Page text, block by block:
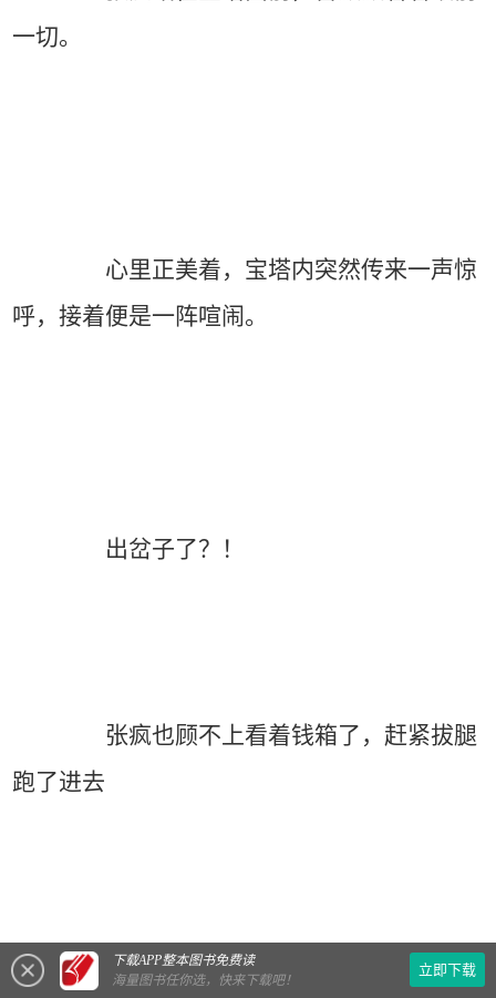
一切。
心里正美着，宝塔内突然传来一声惊
呼，接着便是一阵喧闹。
出岔子了？！
张疯也顾不上看着钱箱了，赶紧拔腿
跑了进去
下载APP整本图书免费读
海量图书任你选，快来下载吧！
立即下载